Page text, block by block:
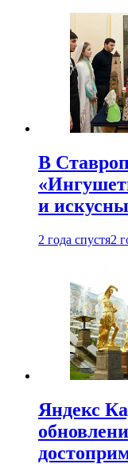
В
и
2 года спустя2
Яндекс